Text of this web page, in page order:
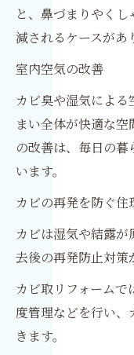
と、鼻づまりやく
減されるケースがあ
室内空気の改善
カビ臭や湿気によ
まい全体が快適な
の改善は、毎日の
います。
カビの再発を防ぐ住
カビは湿気や結露
去後の再発防止対策
カビ取リフォーム
度管理などを行い
きます。